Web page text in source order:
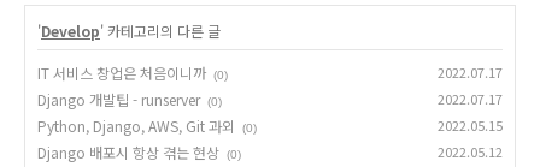
'Develop' 카테고리의 다른 글
IT 서비스 창업은 처음이니까 (0) 2022.07.17
Django 개발팁 - runserver (0) 2022.07.17
Python, Django, AWS, Git 과외 (0) 2022.05.15
Django 배포시 항상 겪는 현상 (0) 2022.05.12